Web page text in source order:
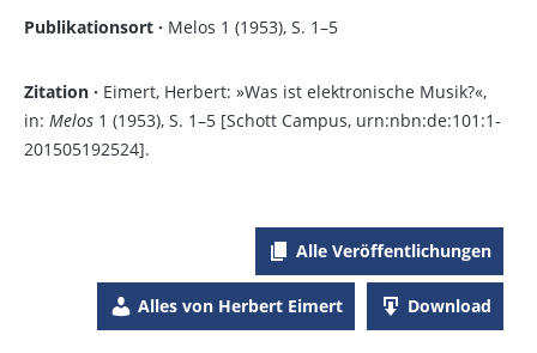
Publikationsort · Melos 1 (1953), S. 1–5
Zitation · Eimert, Herbert: »Was ist elektronische Musik?«,
in: Melos 1 (1953), S. 1–5 [Schott Campus, urn:nbn:de:101:1-
201505192524].
Alle Veröffentlichungen
Alles von Herbert Eimert Download